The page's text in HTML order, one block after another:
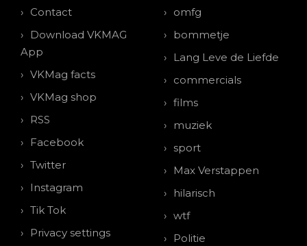
Contact
Download VKMAG
App
VKMag facts
VKMag shop
RSS
Facebook
Twitter
Instagram
Tik Tok
Privacy settings
omfg
bommetje
Lang Leve de Liefde
commercials
films
muziek
sport
Max Verstappen
hilarisch
wtf
Politie